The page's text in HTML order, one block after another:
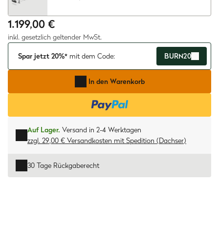
1.199,00 €
inkl. gesetzlich geltender MwSt.
Spar jetzt 20%* mit dem Code: BURN20
In den Warenkorb
Auf Lager. Versand in 2-4 Werktagen
zzgl. 29,00 € Versandkosten mit Spedition (Dachser)
30 Tage Rückgaberecht